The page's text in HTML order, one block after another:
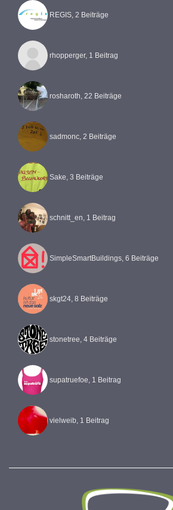
REGIS, 2 Beiträge
rhopperger, 1 Beitrag
rosharoth, 22 Beiträge
sadmonc, 2 Beiträge
Sake, 3 Beiträge
schnitt_en, 1 Beitrag
SimpleSmartBuildings, 6 Beiträge
skgt24, 8 Beiträge
stonetree, 4 Beiträge
supatruefoe, 1 Beitrag
vielweib, 1 Beitrag